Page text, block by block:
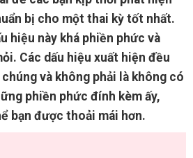
bị cho một thai kỳ tốt nhất.
hiệu này khá phiền phức và
Các dấu hiệu xuất hiện đều
và không phải là không có
phiền phức đính kèm ấy,
bạn được thoải mái hơn.